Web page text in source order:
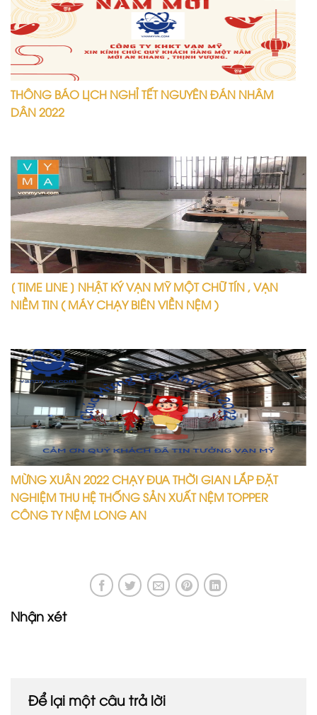
THÔNG BÁO LỊCH NGHỈ TẾT NGUYÊN ĐÁN NHÂM
DÂN 2022
[ TIME LINE ] NHẬT KÝ VẠN MỸ MỘT CHỮ TÍN , VẠN
NIỀM TIN ( MÁY CHẠY BIÊN VIỀN NỆM )
MỪNG XUÂN 2022 CHẠY ĐUA THỜI GIAN LẮP ĐẶT
NGHIỆM THU HỆ THỐNG SẢN XUẤT NỆM TOPPER
CÔNG TY NỆM LONG AN
Nhận xét
Để lại một câu trả lời